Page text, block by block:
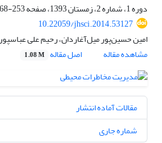
دوره 1، شماره 2، زمستان 1393، صفحه
253-268
10.22059/jhsci.2014.53127
امین حسین‌پور میل‌آغاردان، رحیم علی
مشاهده مقاله
اصل مقاله 1.08 M
مقالات آماده انتشار
شماره جاری